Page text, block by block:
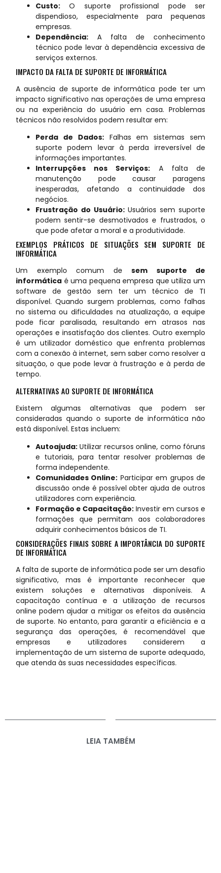
Custo: O suporte profissional pode ser
dispendioso, especialmente para pequenas
empresas.
Dependência: A falta de conhecimento
técnico pode levar à dependência excessiva de
serviços externos.
IMPACTO DA FALTA DE SUPORTE DE INFORMÁTICA
A ausência de suporte de informática pode ter um
impacto significativo nas operações de uma empresa
ou na experiência do usuário em casa. Problemas
técnicos não resolvidos podem resultar em:
Perda de Dados:Falhas em sistemas sem
suporte podem levar à perda irreversível de
informações importantes.
Interrupções nos Serviços: A falta de
manutenção pode causar paragens
inesperadas, afetando a continuidade dos
negócios.
Frustração do Usuário:Usuários sem suporte
podem sentir-se desmotivados e frustrados, o
que pode afetar a moral e a produtividade.
EXEMPLOS PRÁTICOS DE SITUAÇÕES SEM SUPORTE DE
INFORMÁTICA
Um exemplo comum de sem suporte de
informática é uma pequena empresa que utiliza um
software de gestão sem ter um técnico de TI
disponível. Quando surgem problemas, como falhas
no sistema ou dificuldades na atualização, a equipe
pode ficar paralisada, resultando em atrasos nas
operações e insatisfação dos clientes. Outro exemplo
é um utilizador doméstico que enfrenta problemas
com a conexão à internet, sem saber como resolver a
situação, o que pode levar à frustração e à perda de
tempo.
ALTERNATIVAS AO SUPORTE DE INFORMÁTICA
Existem algumas alternativas que podem ser
consideradas quando o suporte de informática não
está disponível. Estas incluem:
Autoajuda: Utilizar recursos online, como fóruns
e tutoriais, para tentar resolver problemas de
forma independente.
Comunidades Online: Participar em grupos de
discussão onde é possível obter ajuda de outros
utilizadores com experiência.
Formação e Capacitação: Investir em cursos e
formações que permitam aos colaboradores
adquirir conhecimentos básicos de TI.
CONSIDERAÇÕES FINAIS SOBRE A IMPORTÂNCIA DO SUPORTE
DE INFORMÁTICA
A falta de suporte de informática pode ser um desafio
significativo, mas é importante reconhecer que
existem soluções e alternativas disponíveis. A
capacitação contínua e a utilização de recursos
online podem ajudar a mitigar os efeitos da ausência
de suporte. No entanto, para garantir a eficiência e a
segurança das operações, é recomendável que
empresas e utilizadores considerem a
implementação de um sistema de suporte adequado,
que atenda às suas necessidades específicas.
LEIA TAMBÉM